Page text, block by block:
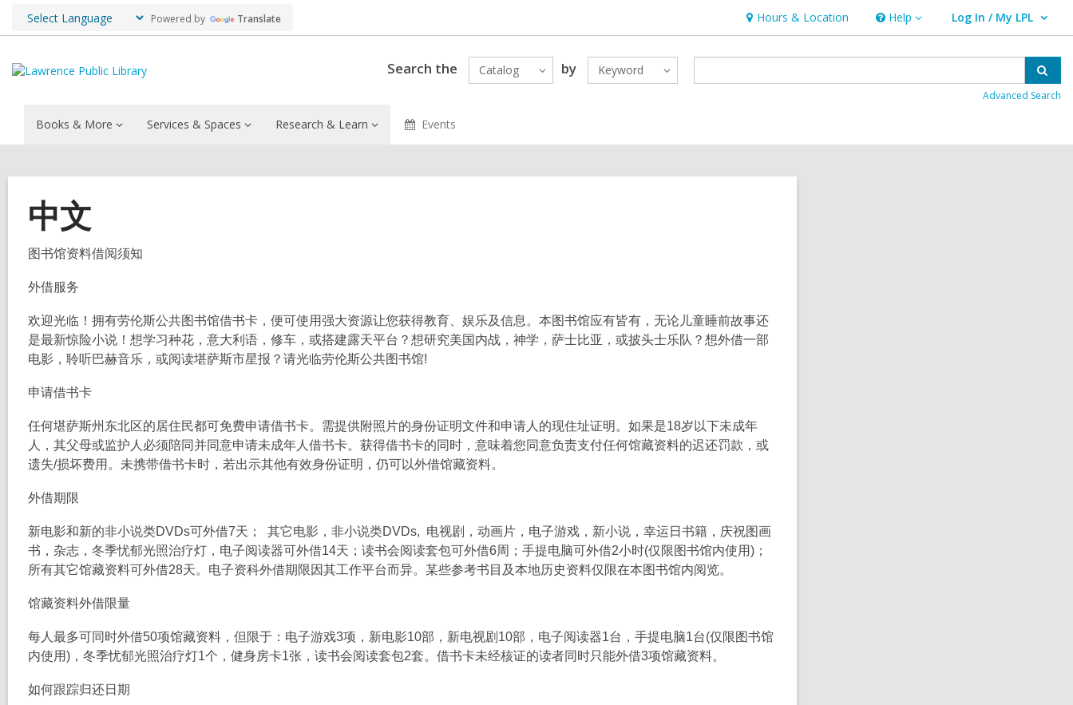
Powered by Translate Hours & Location Help
Help Log In / My LPL
User Log In / My LPL.
Search the Catalog by Keyword
Advanced Search
Books & More Services & Spaces Research & Learn Events
中文
图书馆资料借阅须知
外借服务
欢迎光临！拥有劳伦斯公共图书馆借书卡，便可使用强大资源让您获得教育、娱乐及信息。本图书馆应有皆有，无论儿童睡前故事还
是最新惊险小说！想学习种花，意大利语，修车，或搭建露天平台？想研究美国内战，神学，萨士比亚，或披头士乐队？想外借一部
电影，聆听巴赫音乐，或阅读堪萨斯市星报？请光临劳伦斯公共图书馆!
申请借书卡
任何堪萨斯州东北区的居住民都可免费申请借书卡。需提供附照片的身份证明文件和申请人的现住址证明。如果是18岁以下未成年
人，其父母或监护人必须陪同并同意申请未成年人借书卡。获得借书卡的同时，意味着您同意负责支付任何馆藏资料的迟还罚款，或
遗失/损坏费用。未携带借书卡时，若出示其他有效身份证明，仍可以外借馆藏资料。
外借期限
新电影和新的非小说类DVDs可外借7天； 其它电影，非小说类DVDs, 电视剧，动画片，电子游戏，新小说，幸运日书籍，庆祝图画
书，杂志，冬季忧郁光照治疗灯，电子阅读器可外借14天；读书会阅读套包可外借6周；手提电脑可外借2小时(仅限图书馆内使用)；
所有其它馆藏资料可外借28天。电子资科外借期限因其工作平台而异。某些参考书目及本地历史资料仅限在本图书馆内阅览。
馆藏资料外借限量
每人最多可同时外借50项馆藏资料，但限于：电子游戏3项，新电影10部，新电视剧10部，电子阅读器1台，手提电脑1台(仅限图书馆
内使用)，冬季忧郁光照治疗灯1个，健身房卡1张，读书会阅读套包2套。借书卡未经核证的读者同时只能外借3项馆藏资料。
如何跟踪归还日期